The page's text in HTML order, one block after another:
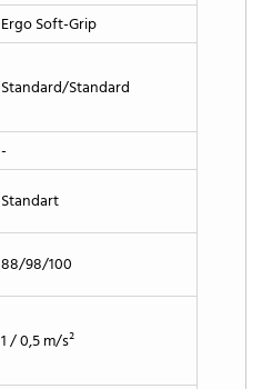
Ergo Soft-Grip
Standard/Standard
-
Standart
88/98/100
1 / 0,5 m/s²